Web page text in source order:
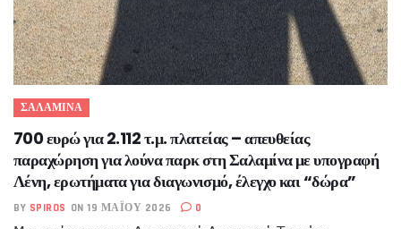
ΣΑΛΑΜΙΝΑ
700 ευρώ για 2.112 τ.μ. πλατείας – απευθείας
παραχώρηση για λούνα παρκ στη Σαλαμίνα με υπογραφή
Λένη, ερωτήματα για διαγωνισμό, έλεγχο και “δώρα”
BY SPIROS ON 19 ΜΑΪ́ΟΥ 2026 0